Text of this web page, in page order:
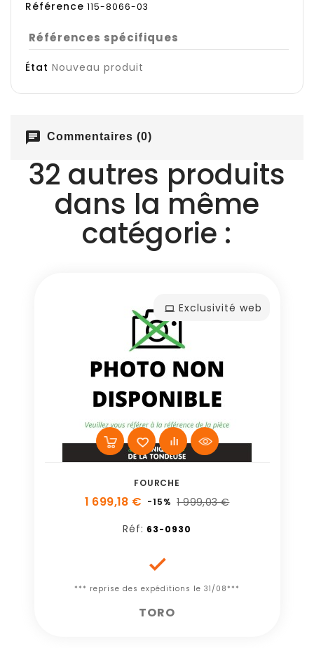
Référence 115-8066-03
Références spécifiques
État Nouveau produit
chat Commentaires (0)
32 autres produits
dans la même
catégorie :
Exclusivité web
FOURCHE
1 699,18 € -15% 1 999,03 €
Réf: 63-0930

*** reprise des expéditions le 31/08***
TORO